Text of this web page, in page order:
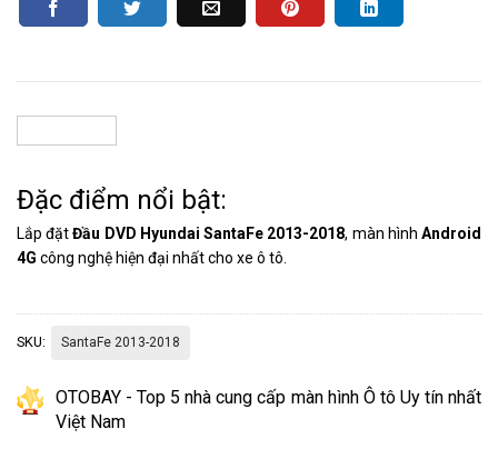
dựa trên
Đặc điểm nổi bật:
Lắp đặtĐầu DVD Hyundai SantaFe 2013-2018, màn hìnhAndroid
4G công nghệ hiện đại nhất cho xe ô tô.
SKU: SantaFe 2013-2018
OTOBAY - Top 5 nhà cung cấp màn hình Ô tô Uy tín nhất
Việt Nam